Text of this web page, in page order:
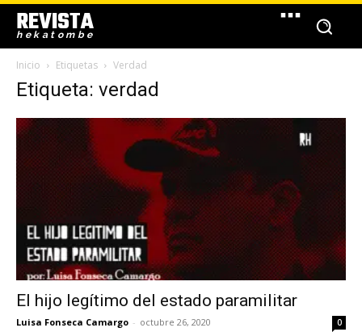
REVISTA
hekatombe
Inicio Etiquetas Verdad
Etiqueta: verdad
El hijo legítimo del estado paramilitar
Luisa Fonseca Camargo - octubre 26, 2020 0